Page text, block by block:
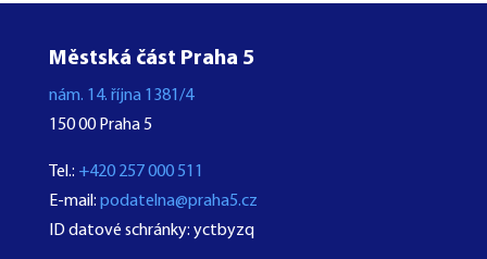
Městská část Praha 5
nám. 14. října 1381/4
150 00 Praha 5
Tel.: +420 257 000 511
E-mail: podatelna@praha5.cz
ID datové schránky: yctbyzq